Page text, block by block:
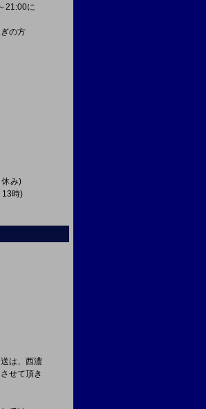
21:00に
の方
休み)
13時)
は、西濃
せて頂き